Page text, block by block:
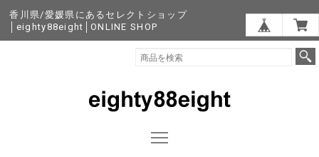
香川県/愛媛県にあるセレクトショップ
│eighty88eight│ONLINE SHOP